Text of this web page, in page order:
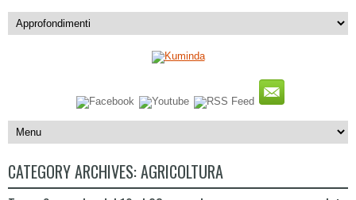
CATEGORY ARCHIVES:AGRICOLTURA